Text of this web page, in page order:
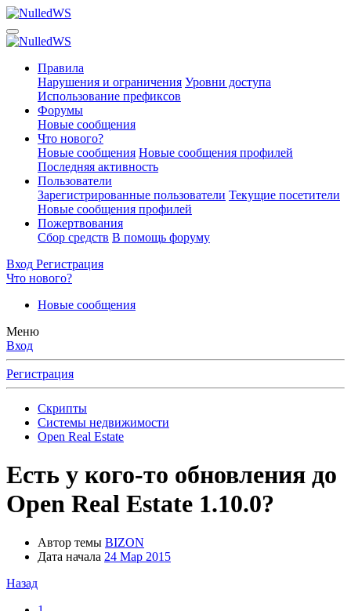
Правила
Нарушения и ограничения Уровни доступа
Использование префиксов
Форумы
Новые сообщения
Что нового?
Новые сообщения Новые сообщения профилей
Последняя активность
Пользователи
Зарегистрированные пользователи Текущие посетители
Новые сообщения профилей
Пожертвования
Сбор средств В помощь форуму
Вход Регистрация
Что нового?
Новые сообщения
Меню
Вход
Регистрация
Скрипты
Системы недвижимости
Open Real Estate
Есть у кого-то обновления до
Open Real Estate 1.10.0?
Автор темы BIZON
Дата начала 24 Мар 2015
Назад